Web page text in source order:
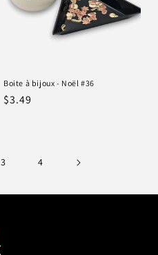
Boite à bijoux - Noël #36
Prix
$3.49
3 4